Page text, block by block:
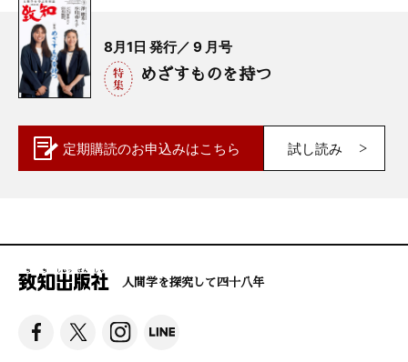
8月1日 発行／ 9 月号
めざすものを持つ
定期購読のお申込みはこちら 試し読み
人間学を探究して四十八年